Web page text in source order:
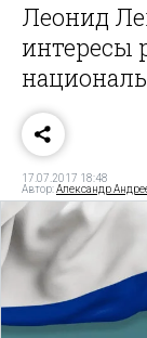
Леонид
интересы
17.07.2017 18:48
Автор:Александр